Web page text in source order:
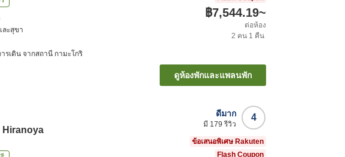
ะสุขา
ารเดิน จากสถานี กามะโกริ
฿7,544.19~
ต่อห้อง
2 คน 1 คืน
ดูห้องพักและแพลนพัก
Hiranoya
4
ดีมาก
มี 179 รีวิว
ข้อเสนอพิเศษ Rakuten
Flash Coupon